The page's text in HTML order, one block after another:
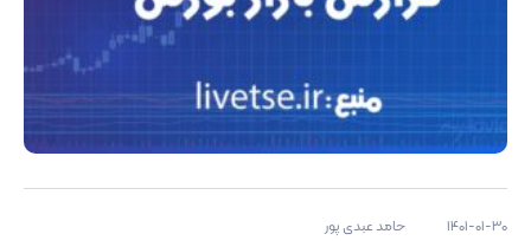
1401-01-30 حامد عبدی پور